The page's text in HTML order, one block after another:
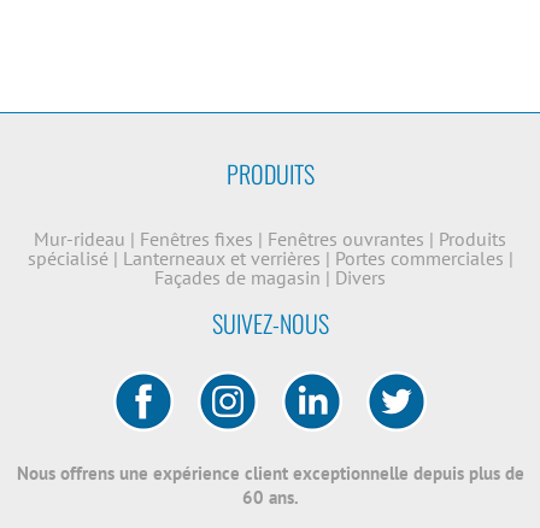
PRODUITS
Mur-rideau | Fenêtres fixes | Fenêtres ouvrantes | Produits
spécialisé | Lanterneaux et verrières | Portes commerciales |
Façades de magasin | Divers
SUIVEZ-NOUS
Nous offrens une expérience client exceptionnelle depuis plus de
60 ans.